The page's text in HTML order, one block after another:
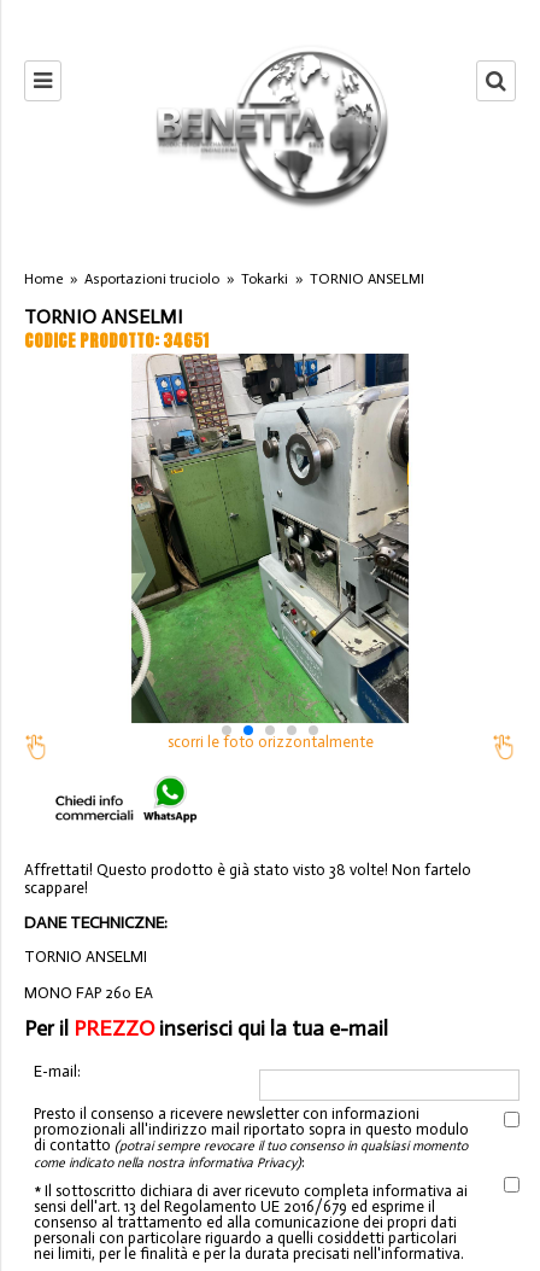
Home » Asportazioni truciolo » Tokarki » TORNIO ANSELMI
TORNIO ANSELMI
CODICE PRODOTTO: 34651
scorri le foto orizzontalmente
Affrettati! Questo prodotto è già stato visto 38 volte! Non fartelo
scappare!
DANE TECHNICZNE:
TORNIO ANSELMI
MONO FAP 260 EA
Per il PREZZOinserisci qui la tua e-mail
E-mail:
Presto il consenso a ricevere newsletter con informazioni
promozionali all'indirizzo mail riportato sopra in questo modulo
di contatto (potrai sempre revocare il tuo consenso in qualsiasi momento
come indicato nella nostra informativa Privacy):
* Il sottoscritto dichiara di aver ricevuto completa informativa ai
sensi dell'art. 13 del Regolamento UE 2016/679 ed esprime il
consenso al trattamento ed alla comunicazione dei propri dati
personali con particolare riguardo a quelli cosiddetti particolari
nei limiti, per le finalità e per la durata precisati nell'informativa.